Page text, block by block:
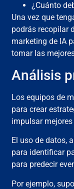
¿Cuánto
Una vez que
podrás recopilar
marketing de IA
tomar las
Análisis
Los equipos de
para crear
impulsar
El uso de datos,
para identificar
para predecir
Por ejemplo,